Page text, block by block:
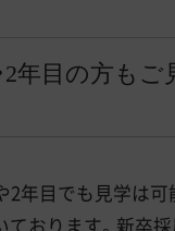
2年目の方も
2年目でも見学は可
ております。新卒